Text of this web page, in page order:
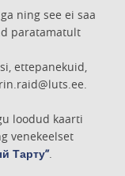
ning see ei saa
paratamatult
ettepanekuid,
loodud kaarti
venekeelset
Тарту”.